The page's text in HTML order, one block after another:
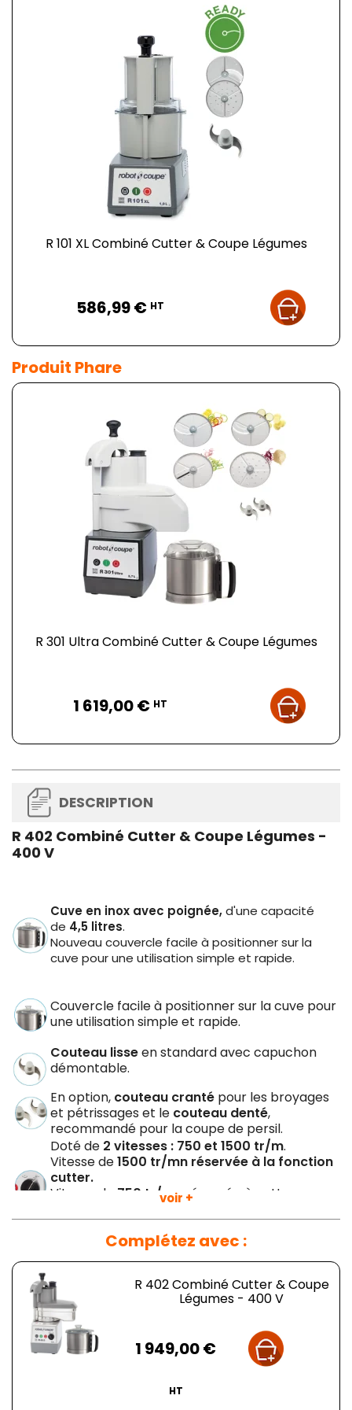
R 101 XL Combiné Cutter & Coupe Légumes
586,99 € HT
Produit Phare
R 301 Ultra Combiné Cutter & Coupe Légumes
1 619,00 € HT
DESCRIPTION
R 402 Combiné Cutter & Coupe Légumes -
400 V
Cuve en inox avec poignée,d'une capacité
de 4,5 litres.
Nouveau couvercle facile à positionner sur la
cuve pour une utilisation simple et rapide.
Couvercle facile à positionner sur la cuve pour
une utilisation simple et rapide.
Couteau lisseen standard avec capuchon
démontable.
En option, couteau cranté pour les broyages
et pétrissages et le couteau denté,
recommandé pour la coupe de persil.
Doté de 2 vitesses : 750 et 1500 tr/m.
Vitesse de1500 tr/mn réservée à la fonction
cutter.
Vitesse de
750 tr/mn réservée à cette
macédoine et de frites.
inox etcouvercle démontables.
Redémarrage automatiquede la machine
et une rapidité d'exécution.
Grande goulotte
(surface 104 cm2)
permettant la coupe de légumes type chou,
céleri, salade, tomate.
Goulotte cylindrique(ø 58 mm) prévue pour
précision de coupe remarquable.
voir +
Complétez avec :
R 402 Combiné Cutter & Coupe
Légumes - 400 V
1 949,00 €
HT